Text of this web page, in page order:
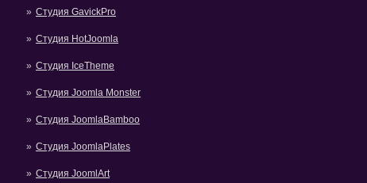
Студия GavickPro
Студия HotJoomla
Студия IceTheme
Студия Joomla Monster
Студия JoomlaBamboo
Студия JoomlaPlates
Студия JoomlArt